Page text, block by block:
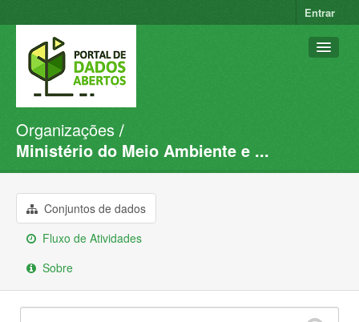
Entrar
Conjuntos de dados
Organizações
Sobre
Organizações
Ministério do Meio Ambiente e ...
Conjuntos de dados
Fluxo de Atividades
Sobre